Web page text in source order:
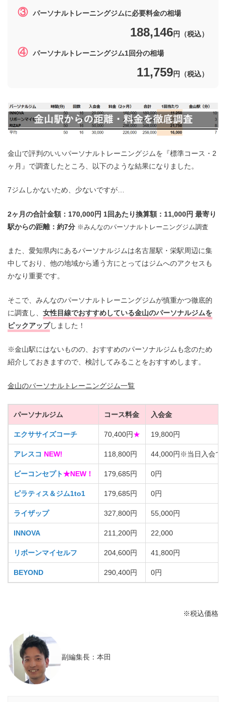
③ パーソナルトレーニングジムに必要料金の相場
188,146円（税込）
④ パーソナルトレーニングジム1回分の相場
11,759円（税込）
金山で評判のいいパーソナルトレーニングジムを『標準コース・2
ヶ月』で調査したところ、以下のような結果になりました。
7ジムしかないため、少ないですが…
2ヶ月の合計金額：170,000円 1回あたり換算額：11,000円 最寄り
駅からの距離：約7分 ※みんなのパーソナルトレーニングジム調査
また、愛知県内にあるパーソナルジムは名古屋駅・栄駅周辺に集
中しており、他の地域から通う方にとってはジムへのアクセスも
かなり重要です。
そこで、みんなのパーソナルトレーニングジムが慎重かつ徹底的
に調査し、 女性目線でおすすめしている金山のパーソナルジムを
ピックアップしました！
※金山駅にはないものの、おすすめのパーソナルジムも念のため
紹介しておきますので、検討してみることをおすすめします。
金山のパーソナルトレーニングジム一覧
パーソナルジム コース料金 入会金
エクササイズコーチ 70,400円★ 19,800円
アレスコ NEW! 118,800円 44,000円※当日入会で
ビーコンセプト★NEW！ 179,685円 0円
ピラティス＆ジム1to1 179,685円 0円
ライザップ 327,800円 55,000円
INNOVA 211,200円 22,000
リボーンマイセルフ 204,600円 41,800円
BEYOND 290,400円 0円
※税込価格
副編集長：本田